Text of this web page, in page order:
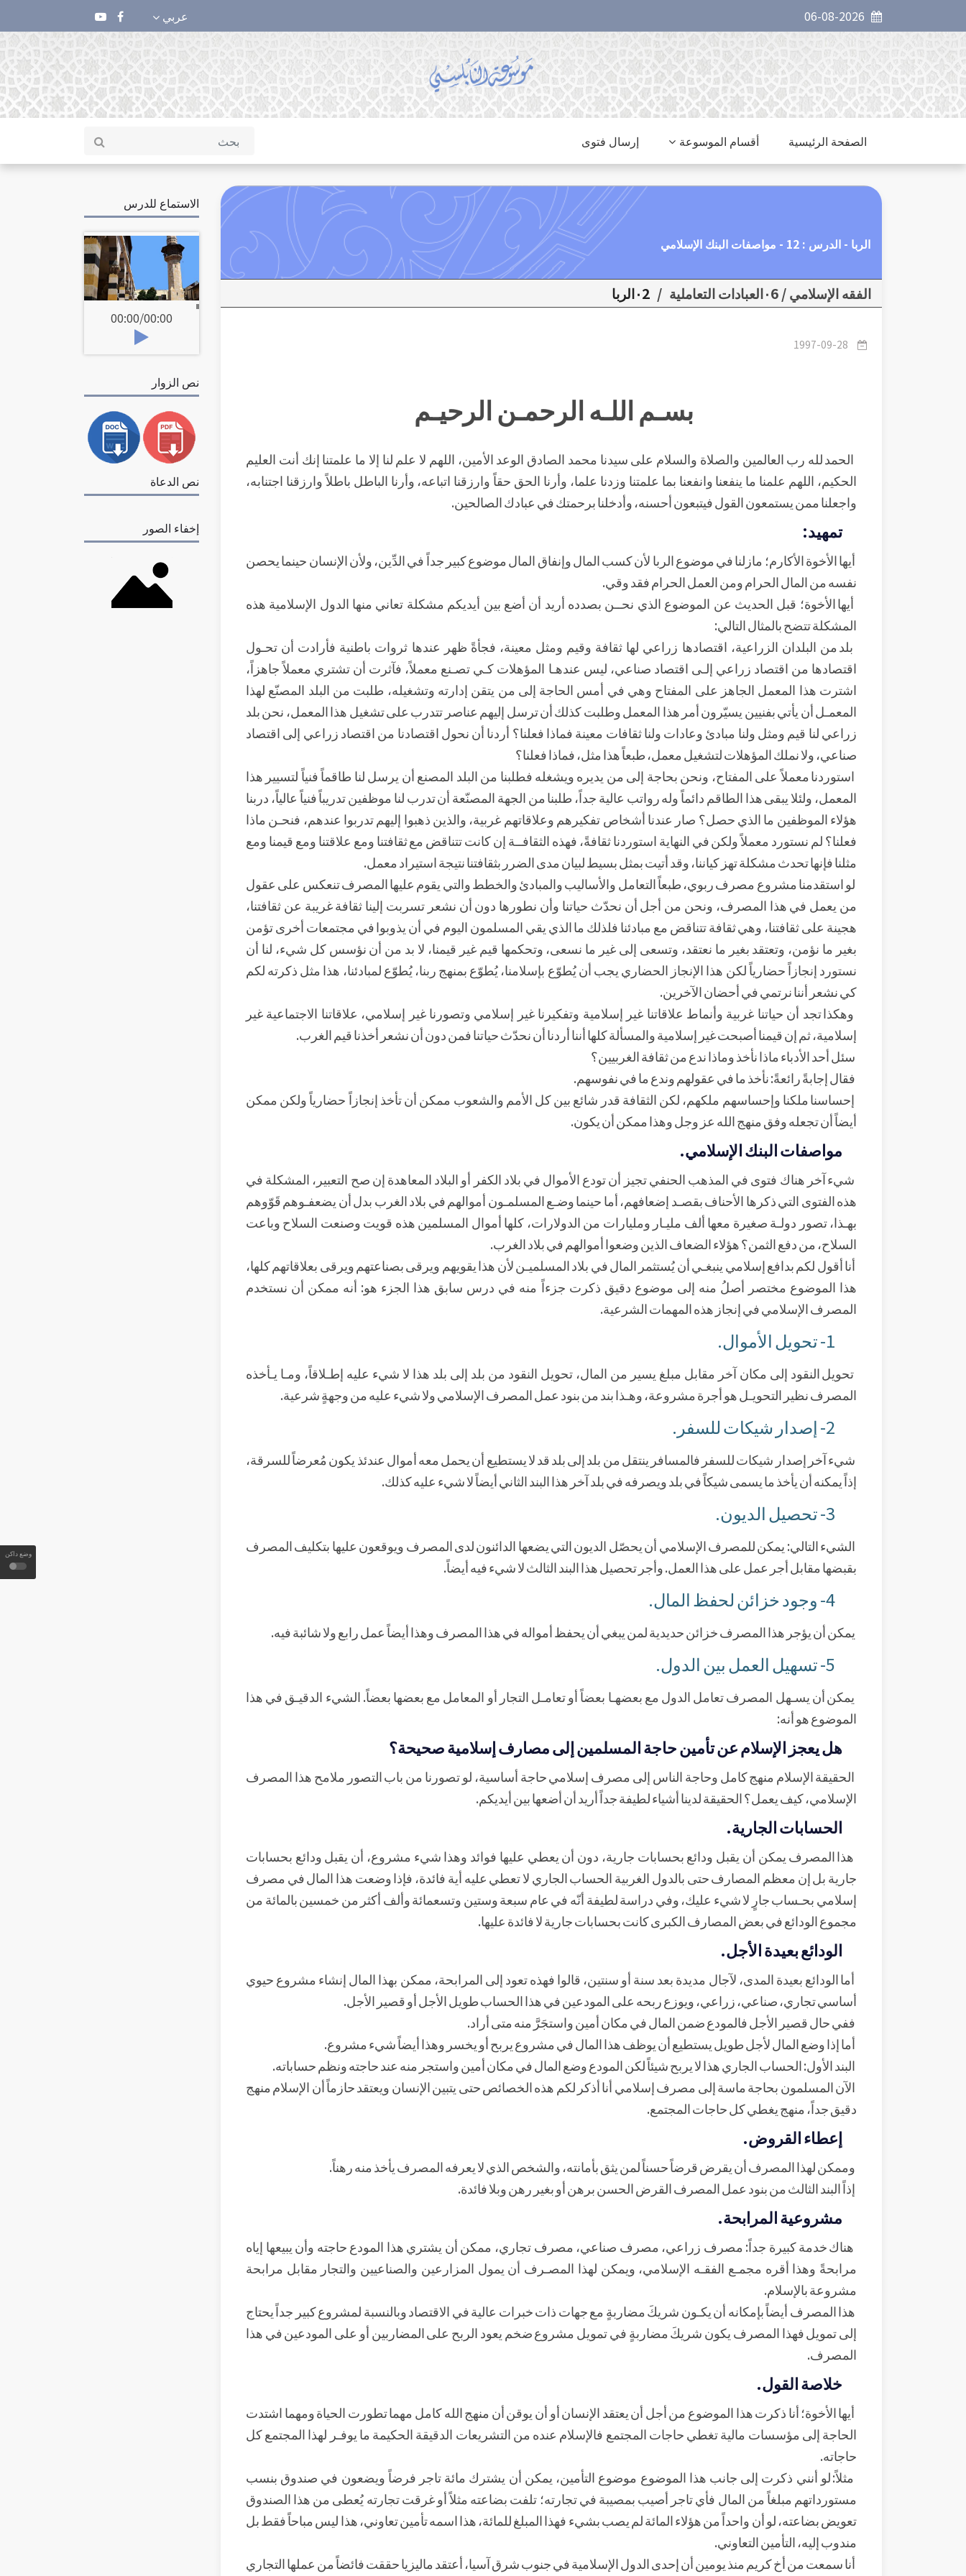
وضع داكن
عربي
الصفحة الرئيسية أقسام الموسوعة إرسال فتوى
الربا - الدرس : 12 - مواصفات البنك الإسلامي
الفقه الإسلامي / ٠6العبادات التعاملية / ٠2الربا
1997-09-28
بسـم اللـه الرحمـن الرحيـم
الحمد لله رب العالمين والصلاة والسلام على سيدنا محمد الصادق الوعد الأمين، اللهم لا علم لنا إلا ما علمتنا إنك أنت العليم
الحكيم، اللهم علمنا ما ينفعنا وانفعنا بما علمتنا وزدنا علما، وأرنا الحق حقاً وارزقنا اتباعه، وأرنا الباطل باطلاً وارزقنا اجتنابه،
واجعلنا ممن يستمعون القول فيتبعون أحسنه، وأدخلنا برحمتك في عبادك الصالحين.
تمهيد:
أيها الأخوة الأكارم؛ مازلنا في موضوع الربا لأن كسب المال وإنفاق المال موضوع كبير جداً في الدِّين، ولأن الإنسان حينما يحصن
نفسه من المال الحرام ومن العمل الحرام فقد وقي.
أيها الأخوة؛ قبل الحديث عن الموضوع الذي نحــن بصدده أريد أن أضع بين أيديكم مشكلة تعاني منها الدول الإسلامية هذه
المشكلة تتضح بالمثال التالي:
بلد من البلدان الزراعية، اقتصادها زراعي لها ثقافة وقيم ومثل معينة، فجأةً ظهر عندها ثروات باطنية فأرادت أن تحـول
اقتصادها من اقتصاد زراعي إلـى اقتصاد صناعي، ليس عندهـا المؤهلات كـي تصـنع معملاً، فآثرت أن تشتري معملاً جاهزاً،
اشترت هذا المعمل الجاهز على المفتاح وهي في أمس الحاجة إلى من يتقن إدارته وتشغيله، طلبت من البلد المصنّع لهذا
المعمـل أن يأتي بفنيين يسيّرون أمر هذا المعمل وطلبت كذلك أن ترسل إليهم عناصر تتدرب على تشغيل هذا المعمل، نحن بلد
زراعي لنا قيم ومثل ولنا مبادئ وعادات ولنا ثقافات معينة فماذا فعلنا؟ أردنا أن نحول اقتصادنا من اقتصاد زراعي إلى اقتصاد
صناعي، ولا نملك المؤهلات لتشغيل معمل، طبعاً هذا مثل، فماذا فعلنا؟
استوردنا معملاً على المفتاح، ونحن بحاجة إلى من يديره ويشغله فطلبنا من البلد المصنع أن يرسل لنا طاقماً فنياً لتسيير هذا
المعمل، ولئلا يبقى هذا الطاقم دائماً وله رواتب عالية جداً، طلبنا من الجهة المصنّعة أن تدرب لنا موظفين تدريباً فنياً عالياً، دربنا
هؤلاء الموظفين ما الذي حصل؟ صار عندنا أشخاص تفكيرهم وعلاقاتهم غربية، والذين ذهبوا إليهم تدربوا عندهم، فنحـن ماذا
فعلنا؟ لم نستورد معملاً ولكن في النهاية استوردنا ثقافةً، فهذه الثقافــة إن كانت تتناقض مع ثقافتنا ومع علاقتنا ومع قيمنا ومع
مثلنا فإنها تحدث مشكلة تهز كياننا، وقد أتيت بمثل بسيط لبيان مدى الضرر بثقافتنا نتيجة استيراد معمل.
لو استقدمنا مشروع مصرف ربوي، طبعاً التعامل والأساليب والمبادئ والخطط والتي يقوم عليها المصرف تنعكس على عقول
من يعمل في هذا المصرف، ونحن من أجل أن نحدّث حياتنا وأن نطورها دون أن نشعر تسربت إلينا ثقافة غريبة عن ثقافتنا،
هجينة على ثقافتنا، وهي ثقافة تتناقض مع مبادئنا فلذلك ما الذي يقي المسلمون اليوم في أن يذوبوا في مجتمعات أخرى تؤمن
بغير ما نؤمن، وتعتقد بغير ما نعتقد، وتسعى إلى غير ما نسعى، وتحكمها قيم غير قيمنا، لا بد من أن نؤسس كل شيء، لنا أن
نستورد إنجازاً حضارياً لكن هذا الإنجاز الحضاري يجب أن يُطوّع بإسلامنا، يُطوّع بمنهج ربنا، يُطوّع لمبادئنا، هذا مثل ذكرته لكم
كي نشعر أننا نرتمي في أحضان الآخرين.
وهكذا تجد أن حياتنا غربية وأنماط علاقاتنا غير إسلامية وتفكيرنا غير إسلامي وتصورنا غير إسلامي، علاقاتنا الاجتماعية غير
إسلامية، ثم إن قيمنا أصبحت غير إسلامية والمسألة كلها أننا أردنا أن نحدّث حياتنا فمن دون أن نشعر أخذنا قيم الغرب.
سئل أحد الأدباء ماذا نأخذ وماذا ندع من ثقافة الغربيين؟
فقال إجابةً رائعةً: نأخذ ما في عقولهم وندع ما في نفوسهم.
إحساسنا ملكنا وإحساسهم ملكهم، لكن الثقافة قدر شائع بين كل الأمم والشعوب ممكن أن تأخذ إنجازاً حضارياً ولكن ممكن
أيضاً أن تجعله وفق منهج الله عز وجل وهذا ممكن أن يكون.
مواصفات البنك الإسلامي.
شيء آخر هناك فتوى في المذهب الحنفي تجيز أن تودع الأموال في بلاد الكفر أو البلاد المعاهدة إن صح التعبير، المشكلة في
هذه الفتوى التي ذكرها الأحناف بقصـد إضعافهم، أما حينما وضـع المسلمـون أموالهم في بلاد الغرب بدل أن يضعفـوهم قَوّوهم
بهـذا، تصور دولـة صغيرة معها ألف مليـار ومليارات من الدولارات، كلها أموال المسلمين هذه قويت وصنعت السلاح وباعت
السلاح، من دفع الثمن؟ هؤلاء الضعاف الذين وضعوا أموالهم في بلاد الغرب.
أنا أقول لكم بدافع إسلامي ينبغـي أن يُستثمر المال في بلاد المسلميـن لأن هذا يقويهم ويرقى بصناعتهم ويرقى بعلاقاتهم كلها،
هذا الموضوع مختصر أصلُ منه إلى موضوع دقيق ذكرت جزءاً منه في درس سابق هذا الجزء هو: أنه ممكن أن نستخدم
المصرف الإسلامي في إنجاز هذه المهمات الشرعية.
1- تحويل الأموال.
تحويل النقود إلى مكان آخر مقابل مبلغ يسير من المال، تحويل النقود من بلد إلى بلد هذا لا شيء عليه إطـلاقاً، ومـا يـأخذه
المصرف نظير التحويـل هو أجرة مشروعة، وهـذا بند من بنود عمل المصرف الإسلامي ولا شيء عليه من وجهةٍ شرعية.
2- إصدار شيكات للسفر.
شيء آخر إصدار شيكات للسفر فالمسافر ينتقل من بلد إلى بلد قد لا يستطيع أن يحمل معه أموال عندئذ يكون مُعرضاً للسرقة،
إذاً يمكنه أن يأخذ ما يسمى شيكاً في بلد ويصرفه في بلد آخر هذا البند الثاني أيضاً لا شيء عليه كذلك.
3- تحصيل الديون.
الشيء التالي: يمكن للمصرف الإسلامي أن يحصّل الديون التي يضعها الدائنون لدى المصرف ويوقعون عليها بتكليف المصرف
بقبضها مقابل أجر عمل على هذا العمل. وأجر تحصيل هذا البند الثالث لا شيء فيه أيضاً.
4- وجود خزائن لحفظ المال.
يمكن أن يؤجر هذا المصرف خزائن حديدية لمن يبغي أن يحفظ أمواله في هذا المصرف وهذا أيضاً عمل رابع ولا شائبة فيه.
5- تسهيل العمل بين الدول.
يمكن أن يسـهل المصرف تعامل الدول مع بعضهـا بعضاً أو تعامـل التجار أو المعامل مع بعضها بعضاً. الشيء الدقيـق في هذا
الموضوع هو أنه:
هل يعجز الإسلام عن تأمين حاجة المسلمين إلى مصارف إسلامية صحيحة؟
الحقيقة الإسلام منهج كامل وحاجة الناس إلى مصرف إسلامي حاجة أساسية، لو تصورنا من باب التصور ملامح هذا المصرف
الإسلامي، كيف يعمل؟ الحقيقة لدينا أشياء لطيفة جداً أريد أن أضعها بين أيديكم.
الحسابات الجارية.
هذا المصرف يمكن أن يقبل ودائع بحسابات جارية، دون أن يعطي عليها فوائد وهذا شيء مشروع، أن يقبل ودائع بحسابات
جارية بل إن معظم المصارف حتى بالدول الغربية الحساب الجاري لا تعطي عليه أية فائدة، فإذا وضعت هذا المال في مصرف
إسلامي بحـساب جارٍ لا شيء عليك، وفي دراسة لطيفة أنّه في عام سبعة وستين وتسعمائة وألف أكثر من خمسين بالمائة من
مجموع الودائع في بعض المصارف الكبرى كانت بحسابات جارية لا فائدة عليها.
الودائع بعيدة الأجل.
أما الودائع بعيدة المدى، لآجال مديدة بعد سنة أو سنتين، قالوا فهذه تعود إلى المرابحة، ممكن بهذا المال إنشاء مشروع حيوي
أساسي تجاري، صناعي، زراعي، ويوزع ربحه على المودعين في هذا الحساب طويل الأجل أو قصير الأجل.
ففي حال قصير الأجل فالمودع ضمن المال في مكان أمين واستجَرَّ منه متى أراد.
أما إذا وضع المال لأجل طويل يستطيع أن يوظف هذا المال في مشروع يربح أو يخسر وهذا أيضاً شيء مشروع.
البند الأول: الحساب الجاري هذا لا يربح شيئاً لكن المودع وضع المال في مكان أمين واستجر منه عند حاجته ونظم حساباته.
الآن المسلمون بحاجة ماسة إلى مصرف إسلامي أنا أذكر لكم هذه الخصائص حتى يتبين الإنسان ويعتقد حازماً أن الإسلام منهج
دقيق جداً، منهج يغطي كل حاجات المجتمع.
إعطاء القروض.
وممكن لهذا المصرف أن يقرض قرضاً حسناً لمن يثق بأمانته، والشخص الذي لا يعرفه المصرف يأخذ منه رهناً.
إذاً البند الثالث من بنود عمل المصرف القرض الحسن برهن أو بغير رهن وبلا فائدة.
مشروعية المرابحة.
هناك خدمة كبيرة جداً: مصرف زراعي، مصرف صناعي، مصرف تجاري، ممكن أن يشتري هذا المودع حاجته وأن يبيعها إياه
مرابحةً وهذا أقره مجمـع الفقـه الإسلامي، ويمكن لهذا المصـرف أن يمول المزارعين والصناعيين والتجار مقابل مرابحة
مشروعة بالإسلام.
هذا المصرف أيضاً بإمكانه أن يكـون شريكَ مضاربةٍ مع جهات ذات خبرات عالية في الاقتصاد وبالنسبة لمشروع كبير جداً يحتاج
إلى تمويل فهذا المصرف يكون شريكَ مضاربةٍ في تمويل مشروع ضخم يعود الربح على المضاربين أو على المودعين في هذا
المصرف.
خلاصة القول.
أيها الأخوة؛ أنا ذكرت هذا الموضوع من أجل أن يعتقد الإنسان أو أن يوقن أن منهج الله كامل مهما تطورت الحياة ومهما اشتدت
الحاجة إلى مؤسسات مالية تغطي حاجات المجتمع فالإسلام عنده من التشريعات الدقيقة الحكيمة ما يوفـر لهذا المجتمع كل
حاجاته.
مثلاً: لو أنني ذكرت إلى جانب هذا الموضوع موضوع التأمين، يمكن أن يشترك مائة تاجر فرضاً ويضعون في صندوق بنسب
مستورداتهم مبلغاً من المال فأي تاجر أصيب بمصيبة في تجارته؛ تلفت بضاعته مثلاً أو غرقت تجارته يُعطى من هذا الصندوق
تعويض بضاعته، لو أن واحداً من هؤلاء المائة لم يصب بشيء فهذا المبلغ للمائة، هذا اسمه تأمين تعاوني، هذا ليس مباحاً فقط بل
مندوب إليه، التأمين التعاوني.
أنا سمعت من أخ كريم منذ يومين أن إحدى الدول الإسلامية في جنوب شرق آسيا، أعتقد ماليزيا حققت فائضاً من عملها التجاري
الاستماع للدرس
00:00/00:00
نص الزوار
نص الدعاة
إخفاء الصور